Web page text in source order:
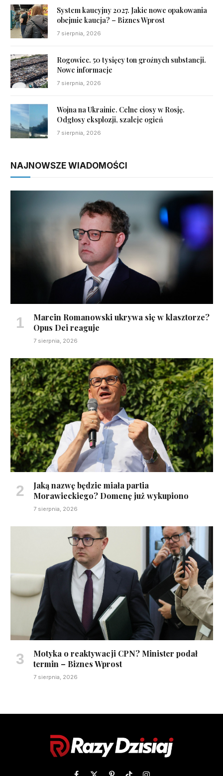
System kaucyjny 2027. Jakie nowe opakowania
obejmie kaucja? – Biznes Wprost
7 sierpnia, 2026
Rogowiec. 50 tysięcy ton groźnych substancji.
Nowe informacje
7 sierpnia, 2026
Wojna na Ukrainie. Celne ciosy w Rosję.
Odgłosy eksplozji, szaleje ogień
7 sierpnia, 2026
NAJNOWSZE WIADOMOŚCI
Marcin Romanowski ukrywa się w klasztorze?
Opus Dei reaguje
7 sierpnia, 2026
Jaką nazwę będzie miała partia
Morawieckiego? Domenę już wykupiono
7 sierpnia, 2026
Motyka o reaktywacji CPN? Minister podał
termin – Biznes Wprost
7 sierpnia, 2026